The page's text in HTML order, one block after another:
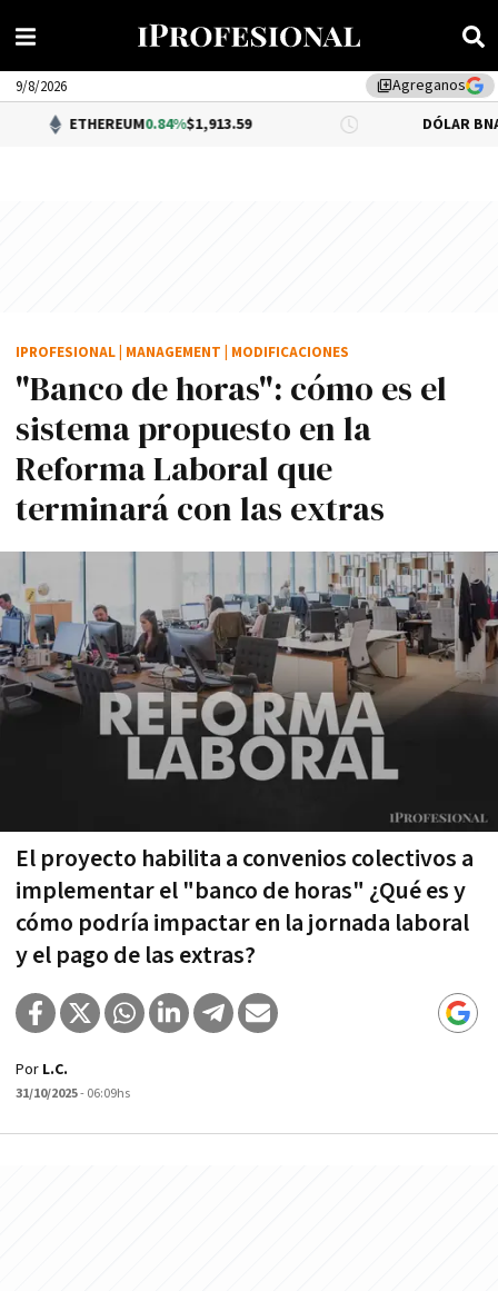
library_addAgreganos
9/8/2026
0.84%$1,913.59 DÓLAR BNA 0.34%
"Banco de horas": cómo es el
sistema propuesto en la
Reforma Laboral que
terminará con las extras
El proyecto habilita a convenios colectivos a
implementar el "banco de horas" ¿Qué es y
cómo podría impactar en la jornada laboral
y el pago de las extras?
IPROFESIONAL MANAGEMENT MODIFICACIONES
Por L.C.
31/10/2025- 06:09hs